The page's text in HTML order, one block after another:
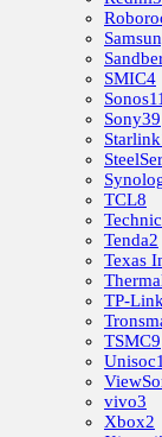
SMIC4
Sonos
Sony39
Starlink
TCL8
Tenda2
Texas
TP-
TSMC9
Unisoc
vivo3
Xbox2